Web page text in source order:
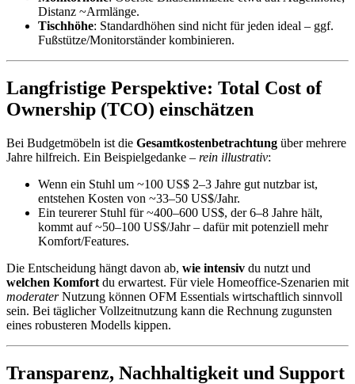
Distanz ~Armlänge.
Tischhöhe: Standardhöhen sind nicht für jeden ideal – ggf.
Fußstütze/Monitorständer kombinieren.
Langfristige Perspektive: Total Cost of
Ownership (TCO) einschätzen
Bei Budgetmöbeln ist die Gesamtkostenbetrachtung über mehrere
Jahre hilfreich. Ein Beispielgedanke – rein illustrativ:
Wenn ein Stuhl um ~100 US$ 2–3 Jahre gut nutzbar ist,
entstehen Kosten von ~33–50 US$/Jahr.
Ein teurerer Stuhl für ~400–600 US$, der 6–8 Jahre hält,
kommt auf ~50–100 US$/Jahr – dafür mit potenziell mehr
Komfort/Features.
Die Entscheidung hängt davon ab, wie intensiv du nutzt und
welchen Komfort du erwartest. Für viele Homeoffice-Szenarien mit
moderaterNutzung können OFM Essentials wirtschaftlich sinnvoll
sein. Bei täglicher Vollzeitnutzung kann die Rechnung zugunsten
eines robusteren Modells kippen.
Transparenz, Nachhaltigkeit und Support